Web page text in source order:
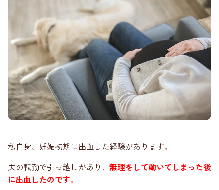
私自身、妊娠初期に出血した経験があります。
夫の転勤で引っ越しがあり、 無理をして動いてしまった後
に出血したのです。